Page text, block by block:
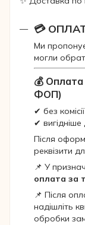
💳
Ми
могли
💰 Оплата
ФОП)
✔ без
✔ вигідніше
Після
реквізити
📌 У
оплата за
📌 Після
надішліть
обробки